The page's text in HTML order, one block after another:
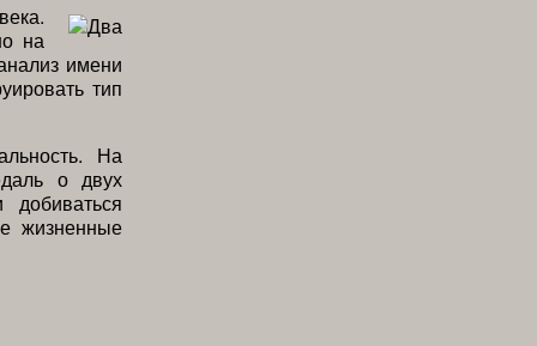
на
имени
тип
На
о двух
жизненные